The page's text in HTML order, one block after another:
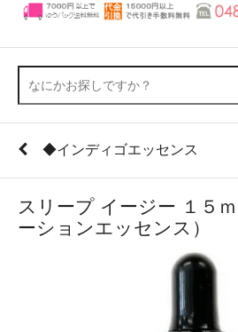
◆インディゴエッセンス
スリープ イージー １５
ーションエッセンス）